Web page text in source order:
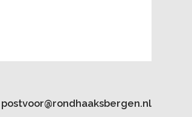
postvoor@rondhaaksbergen.nl